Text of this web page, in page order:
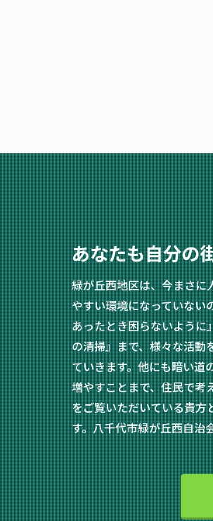
あなたも自分の
緑が丘西地区は、今まさに
やすい環境になっていない
あったとき困らないように
の清掃』まで、様々な活動
ていきます。他にも暗い道
増やすことまで、住民で考
をご覧いただいている貴方
す。八千代市緑が丘西自治